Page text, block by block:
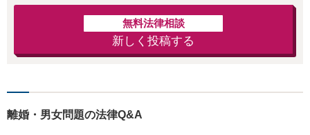
無料法律相談
新しく投稿する
離婚・男女問題の法律Q&A